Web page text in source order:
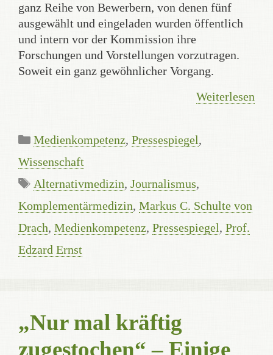
ganz Reihe von Bewerbern, von denen fünf
ausgewählt und eingeladen wurden öffentlich
und intern vor der Kommission ihre
Forschungen und Vorstellungen vorzutragen.
Soweit ein ganz gewöhnlicher Vorgang.
Weiterlesen
Kategorien
Medienkompetenz, Pressespiegel,
Wissenschaft
Schlagwörter
Alternativmedizin, Journalismus,
Komplementärmedizin, Markus C. Schulte von
Drach, Medienkompetenz, Pressespiegel, Prof.
Edzard Ernst
„Nur mal kräftig
zugestochen“ – Einige